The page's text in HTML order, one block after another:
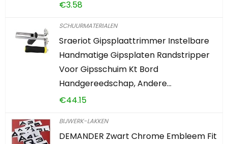
€3.58
SCHUURMATERIALEN
Sraeriot Gipsplaattrimmer Instelbare
Handmatige Gipsplaten Randstripper
Voor Gipsschuim Kt Bord
Handgereedschap, Andere…
€44.15
BIJWERK-LAKKEN
DEMANDER Zwart Chrome Embleem Fit